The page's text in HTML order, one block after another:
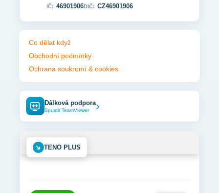
IČ: 46901906DIČ: CZ46901906
Co dělat když
Obchodní podmínky
Ochrana soukromí & cookies
Dálková podpora
Spustit TeamViewer ›
➜TENO PLUS